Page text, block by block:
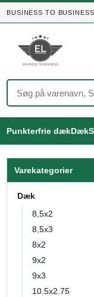
BUSINESS TO BUSINESS
Punkterfrie dækDæk
Varekategorier
Dæk
8,5x2
8,5x3
8x2
9x2
9x3
10.5x2.75